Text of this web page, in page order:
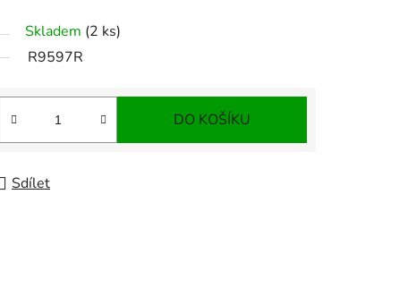
Skladem (2 ks)
R9597R
DO KOŠÍKU
Sdílet